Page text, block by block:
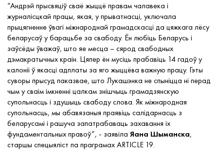
“Андрэй прысвяціў сваё жыццё правам чалавека і
журналісцкай працы, якая, у прыватнасці, уключала
прыцягненне ўвагі міжнароднай грамадскасці да цяжкага лёсу
беларусаў у барацьбе за свабоду. Ён любіць Беларусь і
заўсёды ўважаў, што яе месца – сярод свабодных
дэмакратычных краін. Цяпер ён мусіць прабавіць 14 гадоў у
калоніі ў якасці адплаты за яго жыццёва важную працу. Гэты
суворы прысуд паказвае, што Лукашэнка не спыніцца ні перад
чым у сваім імкненні цалкам знішчыць грамадзянскую
супольнасць і здушыць свабоду слова. Як міжнародная
супольнасць, мы абавязаныя праявіць салідарнасць з
беларусамі і рашуча запатрабаваць захавання іх
фундаментальных правоў”, - заявіла Яана Шыманска,
старшы спецыяліст па праграмах ARTICLE 19.